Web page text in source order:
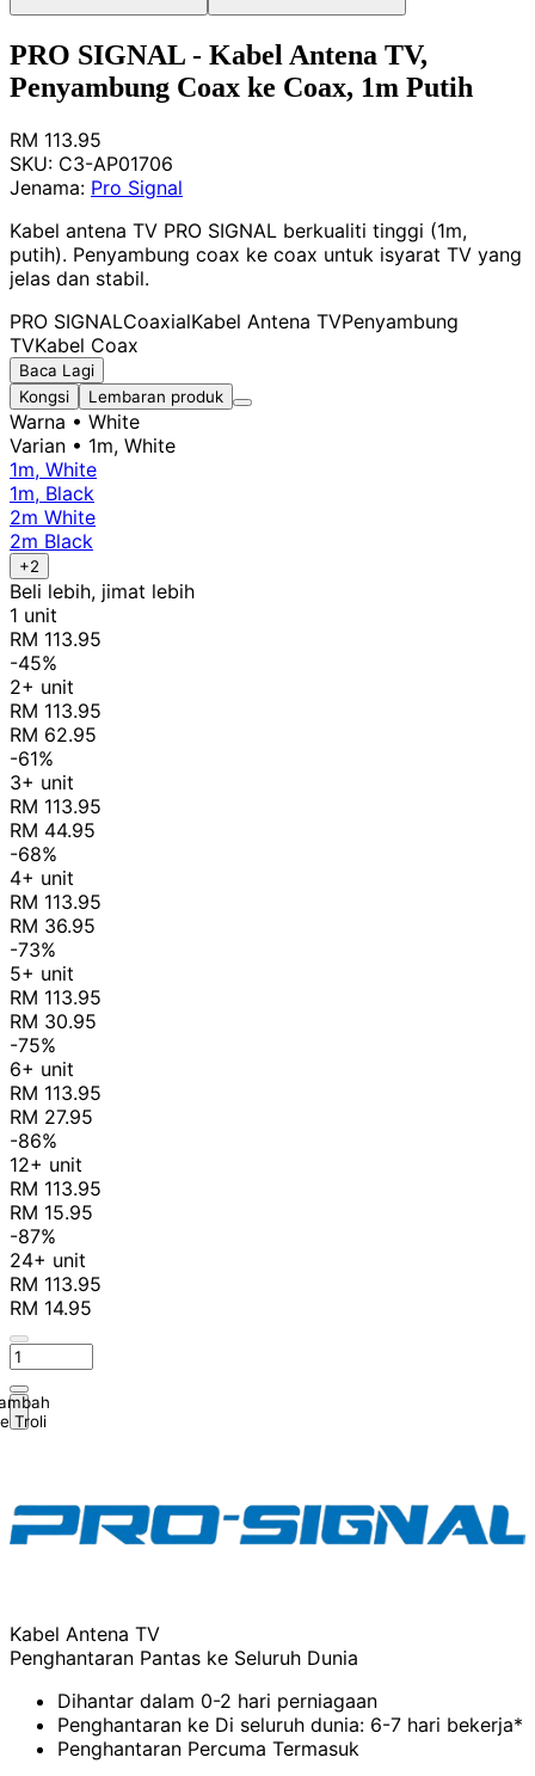
PRO SIGNAL - Kabel Antena TV,
Penyambung Coax ke Coax, 1m Putih
RM 113.95
SKU: C3-AP01706
Jenama: Pro Signal
Kabel antena TV PRO SIGNAL berkualiti tinggi (1m,
putih). Penyambung coax ke coax untuk isyarat TV yang
jelas dan stabil.
PRO SIGNALCoaxialKabel Antena TVPenyambung
TVKabel Coax
Baca Lagi
Kongsi
Lembaran produk
Warna • White
Varian • 1m, White
1m, White
1m, Black
2m White
2m Black
+2
Beli lebih, jimat lebih
1 unit
RM 113.95
-45%
2+ unit
RM 113.95
RM 62.95
-61%
3+ unit
RM 113.95
RM 44.95
-68%
4+ unit
RM 113.95
RM 36.95
-73%
5+ unit
RM 113.95
RM 30.95
-75%
6+ unit
RM 113.95
RM 27.95
-86%
12+ unit
RM 113.95
RM 15.95
-87%
24+ unit
RM 113.95
RM 14.95
Troli
Kabel Antena TV
Penghantaran Pantas ke Seluruh Dunia
Dihantar dalam 0-2 hari perniagaan
Penghantaran ke Di seluruh dunia: 6-7 hari bekerja*
Penghantaran Percuma Termasuk